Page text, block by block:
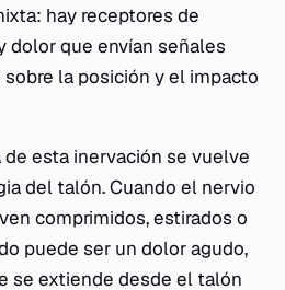
hay receptores de
dolor que envían señales
la posición y el impacto
esta inervación se vuelve
del talón. Cuando el nervio
comprimidos, estirados o
puede ser un dolor agudo,
se extiende desde el talón